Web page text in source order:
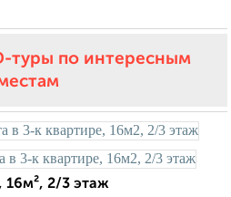
туры по интересным
16м², 2/3 этаж